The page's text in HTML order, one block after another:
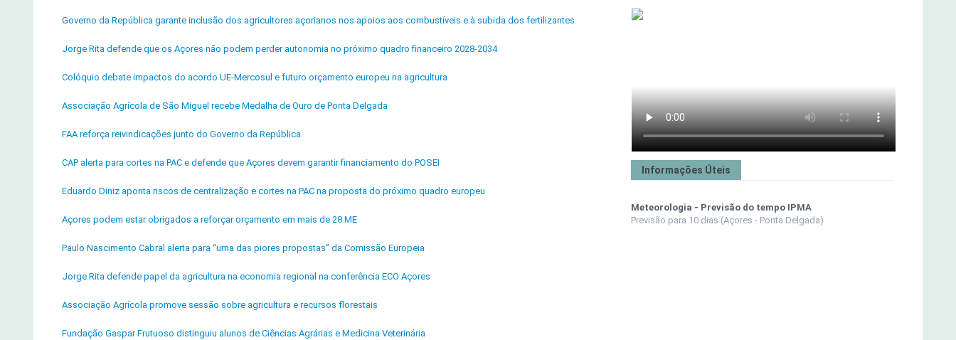
Governo da República garante inclusão dos agricultores açorianos nos apoios aos combustíveis e à subida dos fertilizantes
Jorge Rita defende que os Açores não podem perder autonomia no próximo quadro financeiro 2028-2034
Colóquio debate impactos do acordo UE-Mercosul e futuro orçamento europeu na agricultura
Associação Agrícola de São Miguel recebe Medalha de Ouro de Ponta Delgada
FAA reforça reivindicações junto do Governo da República
CAP alerta para cortes na PAC e defende que Açores devem garantir financiamento do POSEI
Eduardo Diniz aponta riscos de centralização e cortes na PAC na proposta do próximo quadro europeu
Açores podem estar obrigados a reforçar orçamento em mais de 28 ME
Paulo Nascimento Cabral alerta para “uma das piores propostas” da Comissão Europeia
Jorge Rita defende papel da agricultura na economia regional na conferência ECO Açores
Associação Agrícola promove sessão sobre agricultura e recursos florestais
Fundação Gaspar Frutuoso distinguiu alunos de Ciências Agrárias e Medicina Veterinária
Informações Úteis
Meteorologia - Previsão do tempo IPMA
Previsão para 10 dias (Açores - Ponta Delgada)